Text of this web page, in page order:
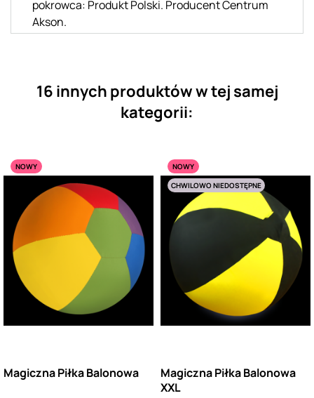
pokrowca: Produkt Polski. Producent Centrum
Akson.
16 innych produktów w tej samej
kategorii:
NOWY
Magiczna Piłka Balonowa
NOWY
CHWILOWO NIEDOSTĘPNE
Magiczna Piłka Balonowa
XXL